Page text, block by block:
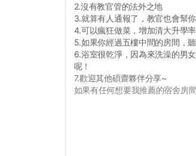
2.沒有教官管的法外之地
3.就算有人通報了，教官也會幫
4.可以瘋狂做菜，增加清大升學
5.如果你經過五樓中間的房間，
6.浴室很乾淨，因為來洗澡的男
呢！
7.歡迎其他碩齋夥伴分享~
如果有任何想要我推薦的宿舍房